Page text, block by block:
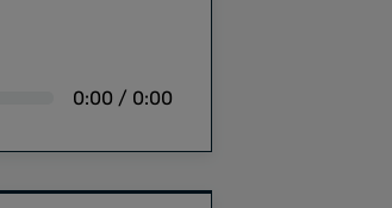
0:00 / 0:00